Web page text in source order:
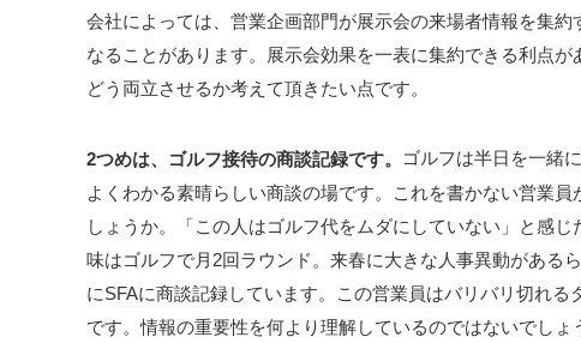
会社によっては、営業企画部門が展示会の来場者情報を集
なることがあります。展示会効果を一表に集約できる利点
どう両立させるか考えて頂きたい点です。
2つめは、ゴルフ接待の商談記録です。
ゴルフは半日を一緒
よくわかる素晴らしい商談の場です。これを書かない営業
しょうか。「この人はゴルフ代をムダにしていない」と感
味はゴルフで月2回ラウンド。来春に大きな人事異動がある
にSFAに商談記録しています。この営業員はバリバリ切れ
です。情報の重要性を何より理解しているのではないでしょ